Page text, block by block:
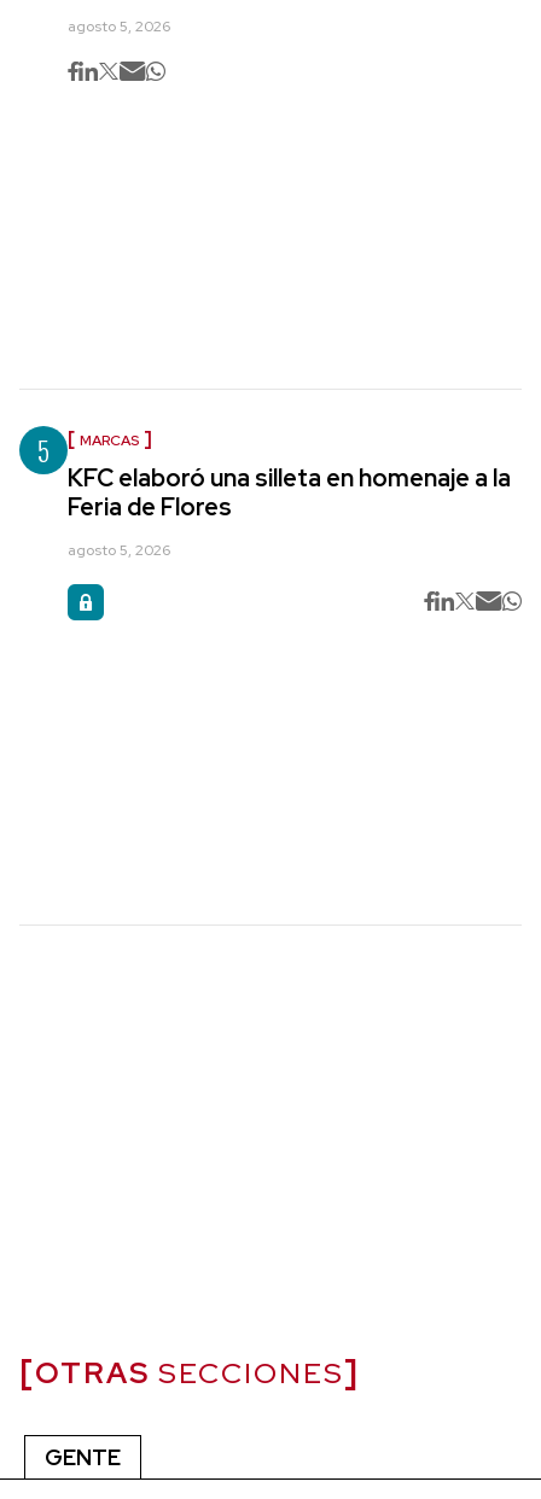
agosto 5, 2026
5 MARCAS
KFC elaboró una silleta en homenaje a la
Feria de Flores
agosto 5, 2026
OTRAS SECCIONES
GENTE